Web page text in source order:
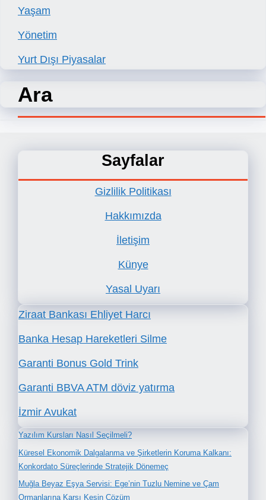
Yaşam
Yönetim
Yurt Dışı Piyasalar
Ara
Sayfalar
Gizlilik Politikası
Hakkımızda
İletişim
Künye
Yasal Uyarı
Ziraat Bankası Ehliyet Harcı
Banka Hesap Hareketleri Silme
Garanti Bonus Gold Trink
Garanti BBVA ATM döviz yatırma
İzmir Avukat
Yazılım Kursları Nasıl Seçilmeli?
Küresel Ekonomik Dalgalanma ve Şirketlerin Koruma Kalkanı:
Konkordato Süreçlerinde Stratejik Dönemeç
Muğla Beyaz Eşya Servisi: Ege’nin Tuzlu Nemine ve Çam
Ormanlarına Karşı Kesin Çözüm